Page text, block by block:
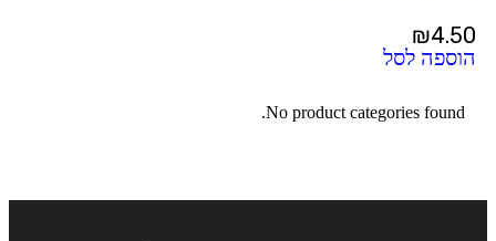
₪4.50
הוספה לסל
No product categories found.